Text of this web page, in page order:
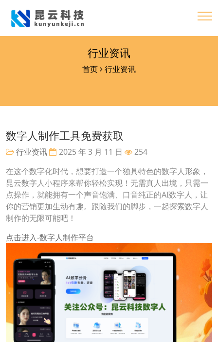
行业资讯
首页 行业资讯
数字人制作工具免费获取
行业资讯 2025 年 3 月 11 日
254
在这个数字化时代，想要打造一个独具特色的数字人形象，
昆云数字人小程序来帮你轻松实现！无需真人出境，只需一
点操作，就能拥有一个声音饱满、口音纯正的AI数字人，让
你的营销更加生动有趣。跟随我们的脚步，一起探索数字人
制作的无限可能吧！
点击进入-数字人制作平台